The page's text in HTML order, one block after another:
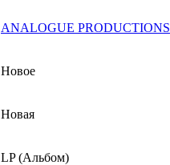
ANALOGUE PRODUCTIONS
Новое
Новая
LP (Альбом)